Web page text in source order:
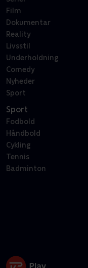
Film
Dokumentar
Reality
Livsstil
Underholdning
Comedy
Nyheder
Sport
Sport
Fodbold
Håndbold
Cykling
Tennis
Badminton